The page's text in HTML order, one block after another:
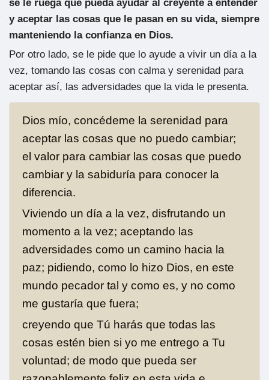
se le ruega que pueda ayudar al creyente a entender
y aceptar las cosas que le pasan en su vida, siempre
manteniendo la confianza en Dios.
Por otro lado, se le pide que lo ayude a vivir un día a la
vez, tomando las cosas con calma y serenidad para
aceptar así, las adversidades que la vida le presenta.
Dios mío, concédeme la serenidad para
aceptar las cosas que no puedo cambiar;
el valor para cambiar las cosas que puedo
cambiar y la sabiduría para conocer la
diferencia.
Viviendo un día a la vez, disfrutando un
momento a la vez; aceptando las
adversidades como un camino hacia la
paz; pidiendo, como lo hizo Dios, en este
mundo pecador tal y como es, y no como
me gustaría que fuera;
creyendo que Tú harás que todas las
cosas estén bien si yo me entrego a Tu
voluntad; de modo que pueda ser